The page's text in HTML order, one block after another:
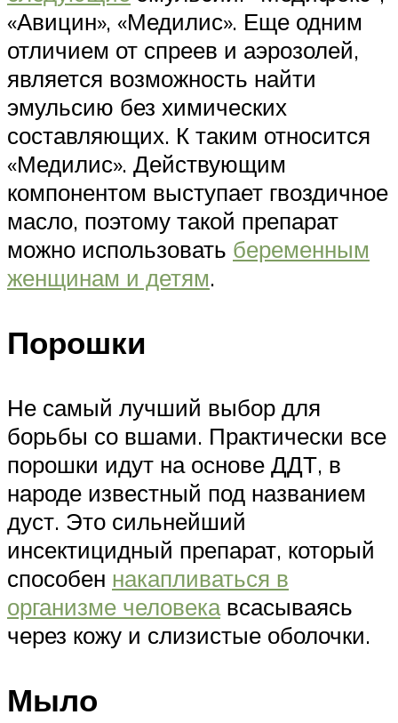
«Авицин», «Медилис». Еще одним
отличием от спреев и аэрозолей,
является возможность найти
эмульсию без химических
составляющих. К таким относится
«Медилис». Действующим
компонентом выступает гвоздичное
масло, поэтому такой препарат
можно использовать беременным
женщинам и детям.
Порошки
Не самый лучший выбор для
борьбы со вшами. Практически все
порошки идут на основе ДДТ, в
народе известный под названием
дуст. Это сильнейший
инсектицидный препарат, который
способен накапливаться в
организме человекавсасываясь
через кожу и слизистые оболочки.
Мыло